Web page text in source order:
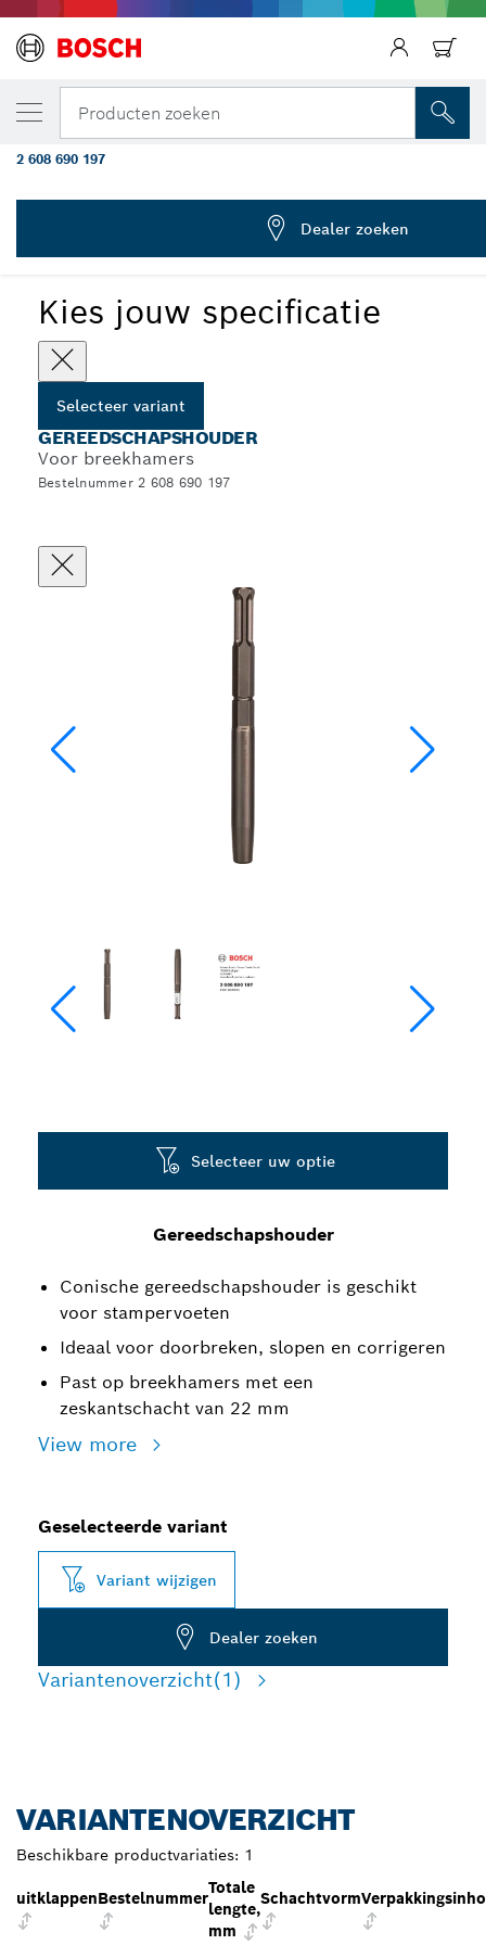
Producten zoeken
Gereedschapshouders voor stampervoeten en
Kies jouw specificatie
Selecteer variant
GEREEDSCHAPSHOUDER
Voor breekhamers
Bestelnummer 2 608 690 197
Gereedschapshouder
Conische gereedschapshouder is geschikt
voor stampervoeten
Ideaal voor doorbreken, slopen en corrigeren
Past op breekhamers met een
zeskantschacht van 22 mm
View more
Selecteer uw optie
Geselecteerde variant
Variant wijzigen
Dealer zoeken
Variantenoverzicht(1)
JOUW GESELECTEERDE VARIANT
Gereedschapshouder voor stamperplaat
zeskantopname
2 608 690 197
Dealer zoeken
VARIANTENOVERZICHT
Beschikbare productvariaties: 1
uitklappenBestelnummer
Totale
lengte,
mm
Schachtvorm